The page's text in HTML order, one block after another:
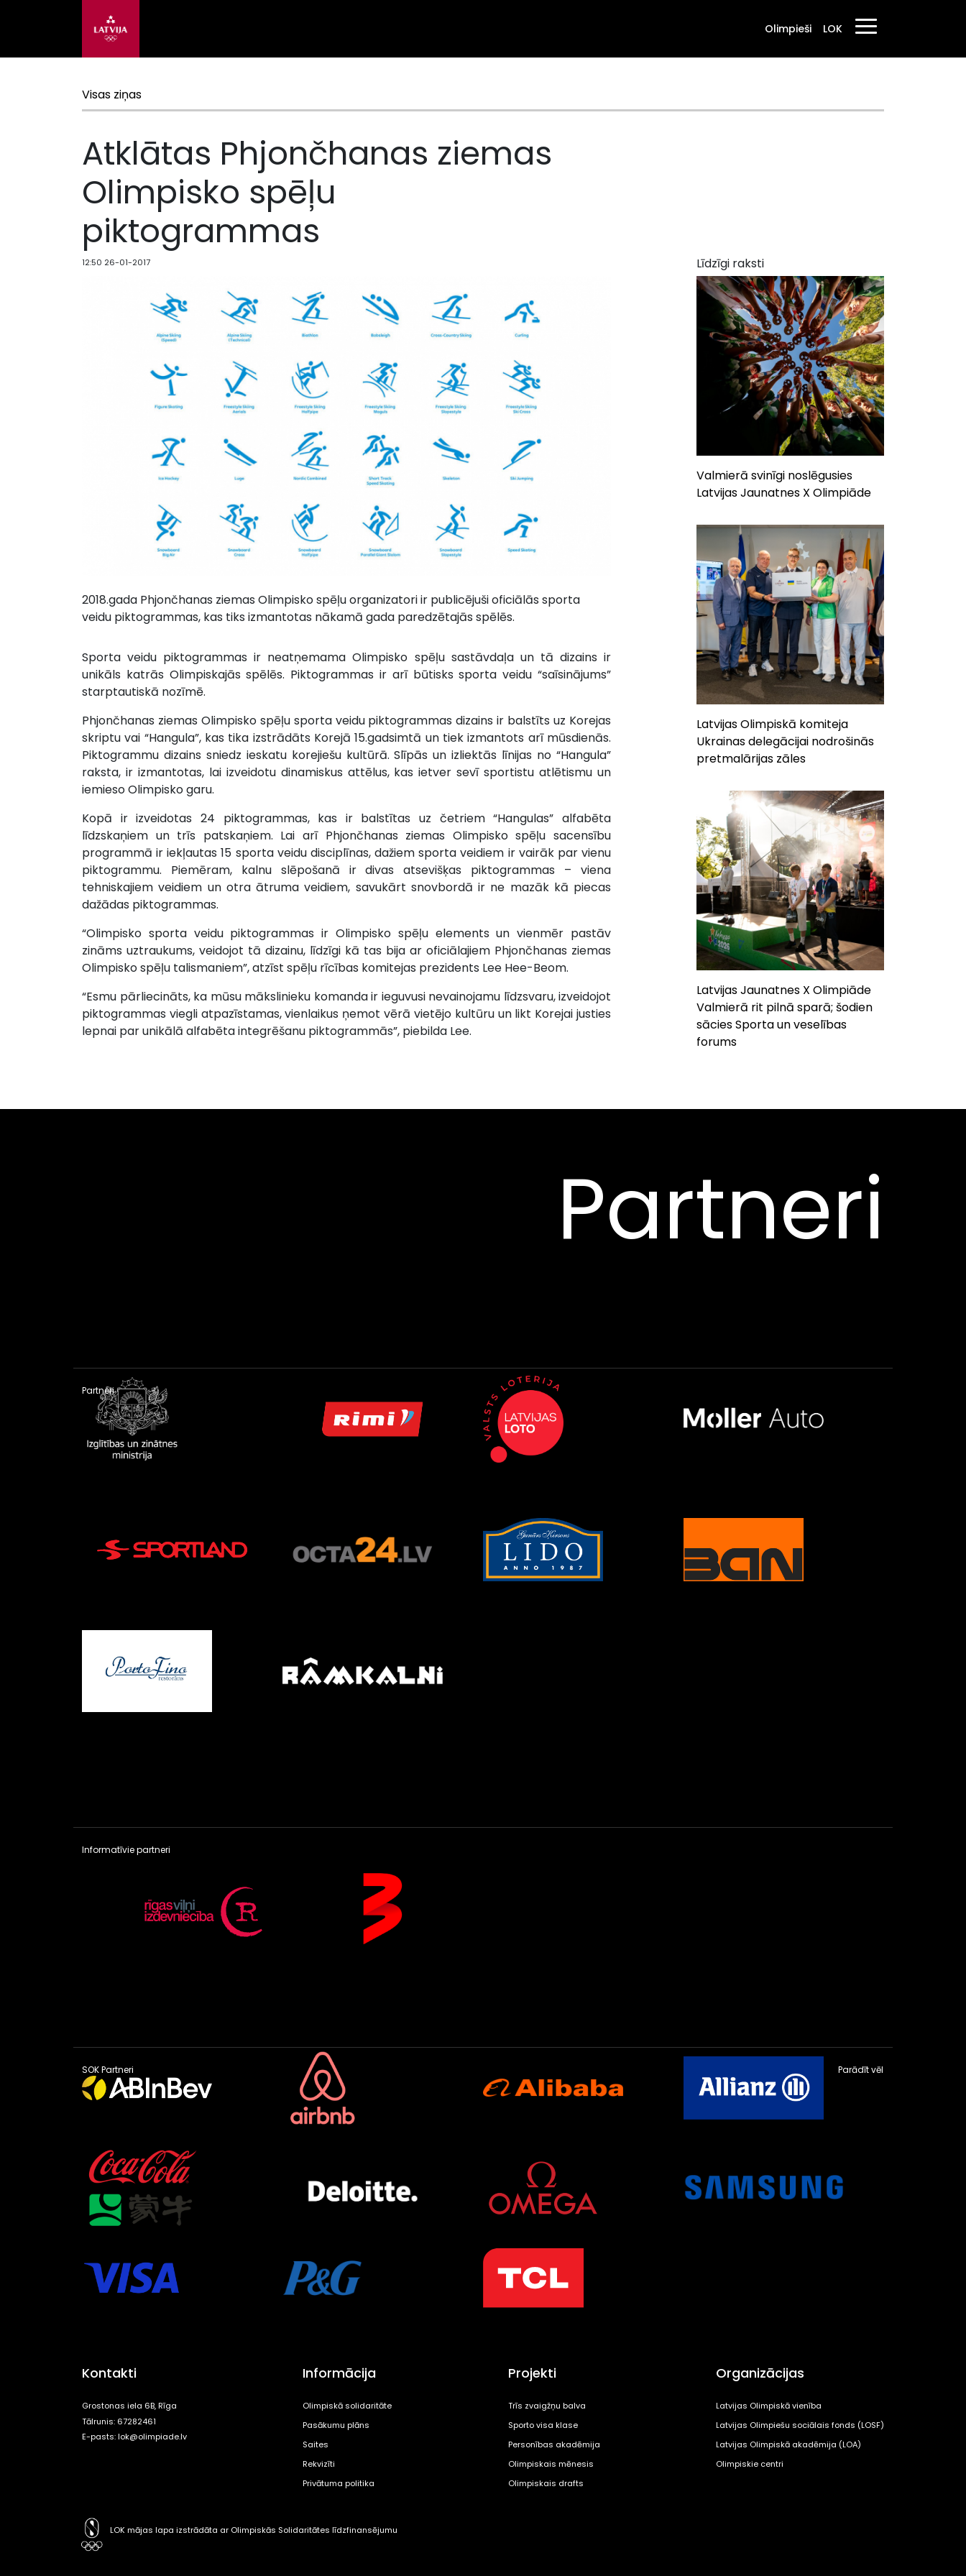
Olimpieši LOK
Visas ziņas
Atklātas Phjončhanas ziemas
Olimpisko spēļu
piktogrammas
12:50 26-01-2017
2018.gada Phjončhanas ziemas Olimpisko spēļu organizatori ir publicējuši oficiālās sporta
veidu piktogrammas, kas tiks izmantotas nākamā gada paredzētajās spēlēs.
Sporta veidu piktogrammas ir neatņemama Olimpisko spēļu sastāvdaļa un tā dizains ir
unikāls katrās Olimpiskajās spēlēs. Piktogrammas ir arī būtisks sporta veidu “saīsinājums”
starptautiskā nozīmē.
Phjončhanas ziemas Olimpisko spēļu sporta veidu piktogrammas dizains ir balstīts uz Korejas
skriptu vai “Hangula”, kas tika izstrādāts Korejā 15.gadsimtā un tiek izmantots arī mūsdienās.
Piktogrammu dizains sniedz ieskatu korejiešu kultūrā. Slīpās un izliektās līnijas no “Hangula”
raksta, ir izmantotas, lai izveidotu dinamiskus attēlus, kas ietver sevī sportistu atlētismu un
iemieso Olimpisko garu.
Kopā ir izveidotas 24 piktogrammas, kas ir balstītas uz četriem “Hangulas” alfabēta
līdzskaņiem un trīs patskaņiem. Lai arī Phjončhanas ziemas Olimpisko spēļu sacensību
programmā ir iekļautas 15 sporta veidu disciplīnas, dažiem sporta veidiem ir vairāk par vienu
piktogrammu. Piemēram, kalnu slēpošanā ir divas atsevišķas piktogrammas – viena
tehniskajiem veidiem un otra ātruma veidiem, savukārt snovbordā ir ne mazāk kā piecas
dažādas piktogrammas.
“Olimpisko sporta veidu piktogrammas ir Olimpisko spēļu elements un vienmēr pastāv
zināms uztraukums, veidojot tā dizainu, līdzīgi kā tas bija ar oficiālajiem Phjončhanas ziemas
Olimpisko spēļu talismaniem”, atzīst spēļu rīcības komitejas prezidents Lee Hee-Beom.
“Esmu pārliecināts, ka mūsu mākslinieku komanda ir ieguvusi nevainojamu līdzsvaru, izveidojot
piktogrammas viegli atpazīstamas, vienlaikus ņemot vērā vietējo kultūru un likt Korejai justies
lepnai par unikālā alfabēta integrēšanu piktogrammās”, piebilda Lee.
Līdzīgi raksti
Valmierā svinīgi noslēgusies
Latvijas Jaunatnes X Olimpiāde
Latvijas Olimpiskā komiteja
Ukrainas delegācijai nodrošinās
pretmalārijas zāles
Latvijas Jaunatnes X Olimpiāde
Valmierā rit pilnā sparā; šodien
sācies Sporta un veselības
forums
Partneri
Partneri
Informatīvie partneri
SOK Partneri Parādīt vēl
Kontakti
Grostonas iela 6B, Rīga
Tālrunis: 67282461
E-pasts:lok@olimpiade.lv
Informācija
Olimpiskā solidaritāte
Pasākumu plāns
Saites
Rekvizīti
Privātuma politika
Projekti
Trīs zvaigžņu balva
Sporto visa klase
Personības akadēmija
Olimpiskais mēnesis
Olimpiskais drafts
Organizācijas
Latvijas Olimpiskā vienība
Latvijas Olimpiešu sociālais fonds (LOSF)
Latvijas Olimpiskā akadēmija (LOA)
Olimpiskie centri
LOK mājas lapa izstrādāta ar Olimpiskās Solidaritātes līdzfinansējumu